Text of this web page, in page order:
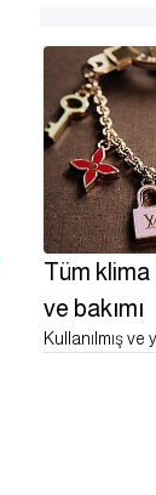
Tüm klima
ve bakımı
Kullanılmış